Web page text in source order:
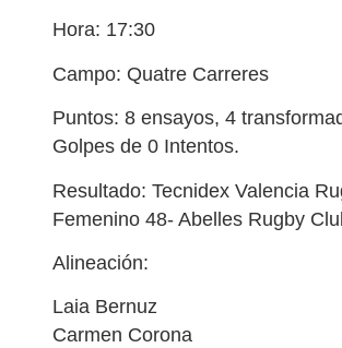
Hora: 17:30
Campo: Quatre Carreres
Puntos: 8 ensayos, 4
Golpes de 0 Intentos.
Resultado: Tecnidex Valencia
Femenino 48- Abelles Rugby
Alineación:
Laia Bernuz
Carmen Corona